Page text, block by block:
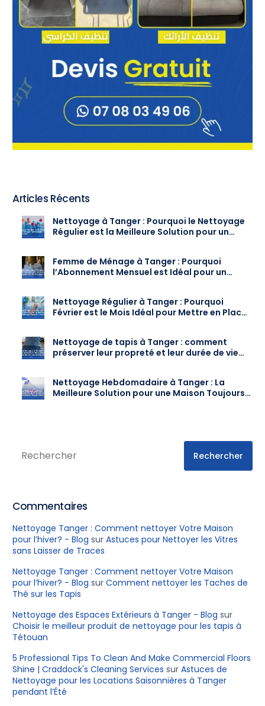
Articles Récents
Nettoyage à Tanger : Pourquoi le Nettoyage
Régulier est la Meilleure Solution pour un
Femme de Ménage à Tanger : Pourquoi
l’Abonnement Mensuel est Idéal pour un
Nettoyage Régulier à Tanger : Pourquoi
Février est le Mois Idéal pour Mettre en Place
Nettoyage de tapis à Tanger : comment
préserver leur propreté et leur durée de vie
Nettoyage Hebdomadaire à Tanger : La
Meilleure Solution pour une Maison Toujours
Rechercher
Commentaires
Nettoyage Tanger : Comment nettoyer Votre Maison
pour l’hiver? - Blog surAstuces pour Nettoyer les Vitres
sans Laisser de Traces
Nettoyage Tanger : Comment nettoyer Votre Maison
pour l’hiver? - Blog surComment nettoyer les Taches de
Thé sur les Tapis
Nettoyage des Espaces Extérieurs à Tanger - Blog sur
Choisir le meilleur produit de nettoyage pour les tapis à
Tétouan
5 Professional Tips To Clean And Make Commercial Floors
Shine | Craddock's Cleaning Services surAstuces de
Nettoyage pour les Locations Saisonnières à Tanger
pendant l’Été